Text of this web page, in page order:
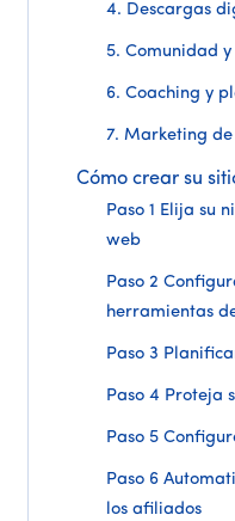
4. Descargas
5. Comunidad y
6. Coaching y
7. Marketing
Cómo crear su
Paso 1 Elija su
web
Paso 2
herramientas
Paso 3
Paso 4 Proteja
Paso 5
Paso 6
los afiliados